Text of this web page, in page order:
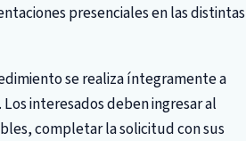
presenciales en las distintas
se realiza íntegramente a
interesados deben ingresar al
completar la solicitud con sus